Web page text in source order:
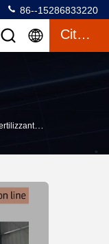
86--15286833220
Citazione
Organico